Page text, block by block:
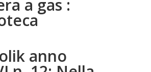
a gas :
anno